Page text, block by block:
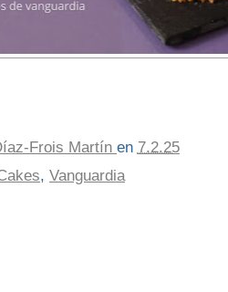
Frois Martín en 7.2.25
, Vanguardia